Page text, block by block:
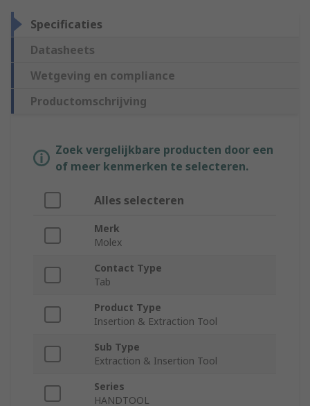
Specificaties
Datasheets
Wetgeving en compliance
Productomschrijving
Zoek vergelijkbare producten door een
of meer kenmerken te selecteren.
Alles selecteren
Merk
Molex
Contact Type
Tab
Product Type
Insertion & Extraction Tool
Sub Type
Extraction & Insertion Tool
Series
HANDTOOL